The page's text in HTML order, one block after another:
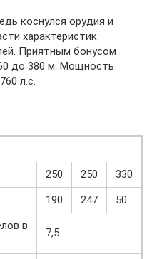
коснулся орудия и
характеристик
Приятным бонусом
до 380 м. Мощность
л.с.
250 250
330
190 247
50
в
7,5